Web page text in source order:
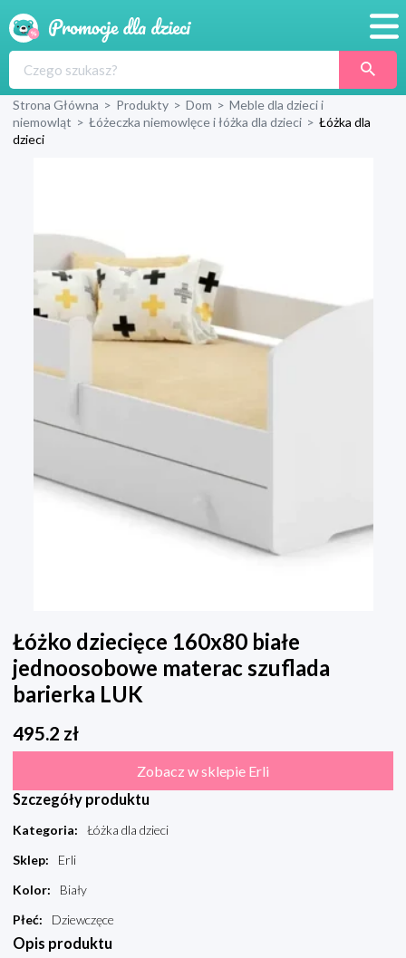
Produkty
Strona Główna > Produkty > Dom > Meble dla dzieci i
niemowląt > Łóżeczka niemowlęce i łóżka dla dzieci > Łóżka dla
dzieci
Łóżko dziecięce 160x80 białe
jednoosobowe materac szuflada
barierka LUK
495.2 zł
Zobacz w sklepie Erli
Szczegóły produktu
Kategoria:
Łóżka dla dzieci
Sklep:
Erli
Kolor:
Biały
Płeć: Dziewczęce
Opis produktu